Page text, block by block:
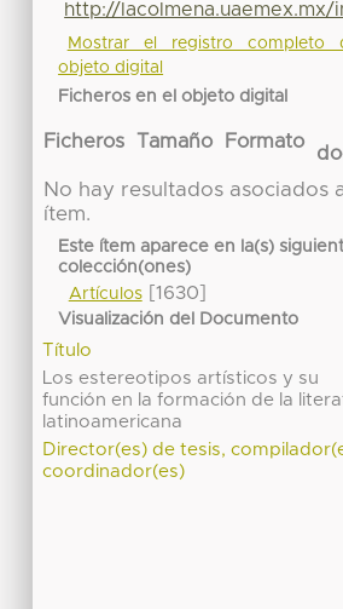
http://
Mostrar el registro completo
objeto digital
Ficheros en el objeto digital
Ficheros Tamaño Formato
No hay resultados asociados
ítem.
Este ítem aparece en la(s)
colección(ones)
Artículos[1630]
Visualización del Documento
Título
Los estereotipos artísticos y su
función en la formación de la
latinoamericana
Director(es) de tesis,
coordinador(es)